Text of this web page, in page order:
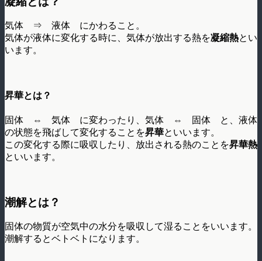
気体 ⇒ 液体 にかわること。
気体が液体に変化する時に、気体が放出する熱を凝縮熱とい
います。
昇華とは？
固体 ⇔ 気体 に変わったり、気体 ⇔ 固体 と、液体
の状態を飛ばして変化することを昇華といいます。
この変化する際に吸収したり、放出される熱のことを昇華熱
といいます。
潮解とは？
固体の物質が空気中の水分を吸収して湿ることをいいます。
潮解するとベトベトになります。